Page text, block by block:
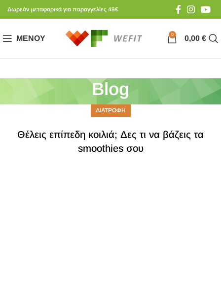
Δωρεάν μεταφορικά για παραγγελίες 49€
ΜΕΝΟΎ 0 0,00 €
Blog
ΔΙΑΤΡΟΦΗ
Θέλεις επίπεδη κοιλιά; Δες τι να βάζεις τα
smoothies σου